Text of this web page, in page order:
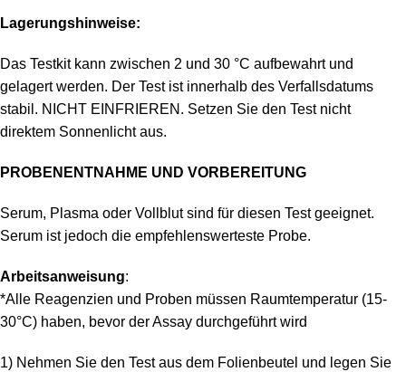
Lagerungshinweise:
Das Testkit kann zwischen 2 und 30 °C aufbewahrt und
gelagert werden. Der Test ist innerhalb des Verfallsdatums
stabil. NICHT EINFRIEREN. Setzen Sie den Test nicht
direktem Sonnenlicht aus.
PROBENENTNAHME UND VORBEREITUNG
Serum, Plasma oder Vollblut sind für diesen Test geeignet.
Serum ist jedoch die empfehlenswerteste Probe.
Arbeitsanweisung:
*Alle Reagenzien und Proben müssen Raumtemperatur (15-
30°C) haben, bevor der Assay durchgeführt wird
1) Nehmen Sie den Test aus dem Folienbeutel und legen Sie